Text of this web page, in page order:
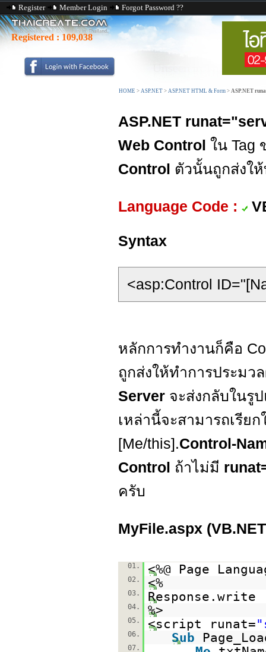
Register Member Login Forgot Password ??
Registered : 109,038
HOME > ASP.NET > ASP.NET HTML & Form > ASP.NET
ASP.NET
Web Control ใน Tag
Control ตัวนั้นถูกส่งใ
Language Code :
Syntax
<asp:Control
หลักการทำงานก็คือ
ถูกส่งให้ทำการประมว
Server จะส่งกลับในรู
เหล่านี้จะสามารถเรีย
[Me/this].Control-
Control ถ้าไม่มี
ครับ
MyFile.aspx
01. <%@ Page
02. <%
03. Response.write
04. %>
05. <script runat=
06. Sub
07.